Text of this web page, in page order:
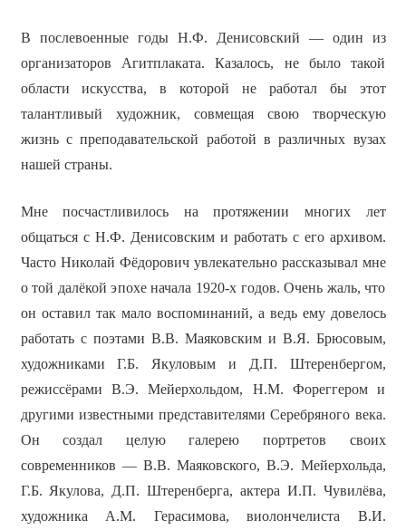
В послевоенные годы Н.Ф. Денисовский — один из
организаторов Агитплаката. Казалось, не было такой
области искусства, в которой не работал бы этот
талантливый художник, совмещая свою творческую
жизнь с преподавательской работой в различных вузах
нашей страны.
Мне посчастливилось на протяжении многих лет
общаться с Н.Ф. Денисовским и работать с его архивом.
Часто Николай Фёдорович увлекательно рассказывал мне
о той далёкой эпохе начала 1920-х годов. Очень жаль, что
он оставил так мало воспоминаний, а ведь ему довелось
работать с поэтами В.В. Маяковским и В.Я. Брюсовым,
художниками Г.Б. Якуловым и Д.П. Штеренбергом,
режиссёрами В.Э. Мейерхольдом, Н.М. Фореггером и
другими известными представителями Серебряного века.
Он создал целую галерею портретов своих
современников — В.В. Маяковского, В.Э. Мейерхольда,
Г.Б. Якулова, Д.П. Штеренберга, актера И.П. Чувилёва,
художника А.М. Герасимова, виолончелиста В.И.